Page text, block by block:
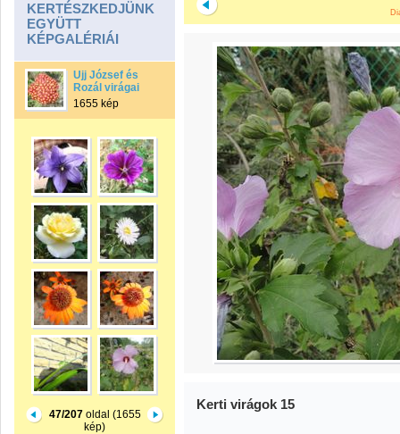
KERTÉSZKEDJÜNK
EGYÜTT
KÉPGALÉRIÁI
Ujj József és
Rozál virágai
1655 kép
47/207oldal (1655
kép)
Kerti virágok 15